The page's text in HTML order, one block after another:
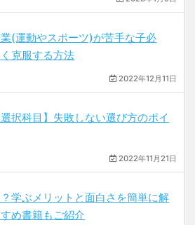
(運動やスポーツ)が苦手な子必
克服する方法
2022年12月11日
択科目】失敗しない選び方のポイ
2022年11月21日
学ぶメリットと面白さを簡単に解
め書籍もご紹介